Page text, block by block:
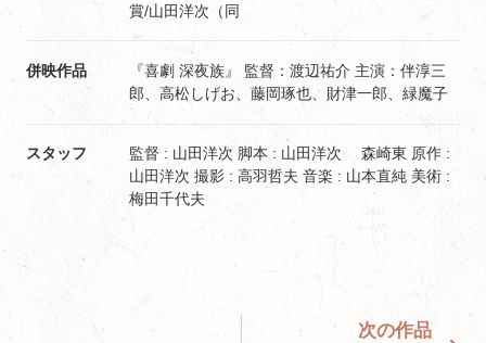
賞/山田洋次（同
併映作品
『喜劇 深夜族』 監督：渡辺祐介 主演：伴淳三
郎、高松しげお、藤岡琢也、財津一郎、緑魔子
スタッフ
監督 : 山田洋次 脚本 : 山田洋次 森崎東 原作 :
山田洋次 撮影 : 高羽哲夫 音楽 : 山本直純 美術 :
梅田千代夫
次の作品